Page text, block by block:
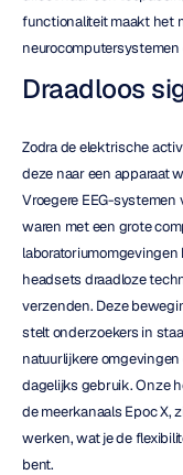
functionaliteit maakt het
Draadloos
Zodra de elektrische
deze naar een apparaat
Vroegere EEG-
waren met een grote
headsets draadloze
verzenden. Deze
stelt onderzoekers in
natuurlijkere
dagelijks gebruik. Onze
de meerkanaals Epoc X,
werken, wat je de
bent.